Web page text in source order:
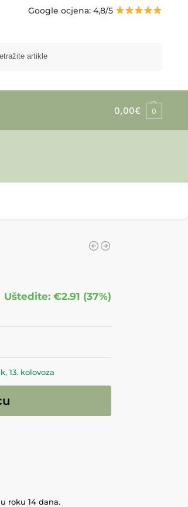
Google ocjena: 4,8/5
0,00€ 0
Uštedite: €2.91 (37%)
13. kolovoza
roku 14 dana.